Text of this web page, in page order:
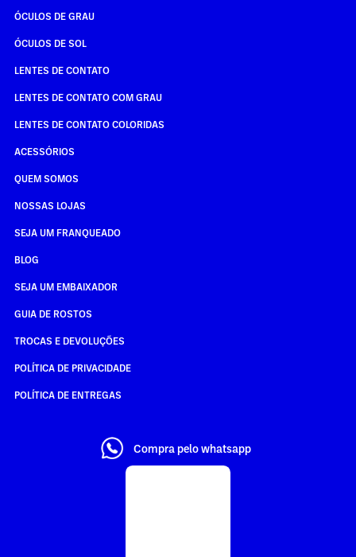
ÓCULOS DE GRAU
ÓCULOS DE SOL
LENTES DE CONTATO
LENTES DE CONTATO COM GRAU
LENTES DE CONTATO COLORIDAS
ACESSÓRIOS
QUEM SOMOS
NOSSAS LOJAS
SEJA UM FRANQUEADO
BLOG
SEJA UM EMBAIXADOR
GUIA DE ROSTOS
TROCAS E DEVOLUÇÕES
POLÍTICA DE PRIVACIDADE
POLÍTICA DE ENTREGAS
Compra pelo whatsapp